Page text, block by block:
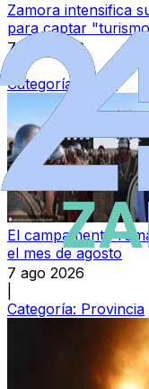
Zamora intensifica
para captar
7 ago 2026
Categoría:
El campamento
el mes de agosto
7 ago 2026
Categoría: Provincia